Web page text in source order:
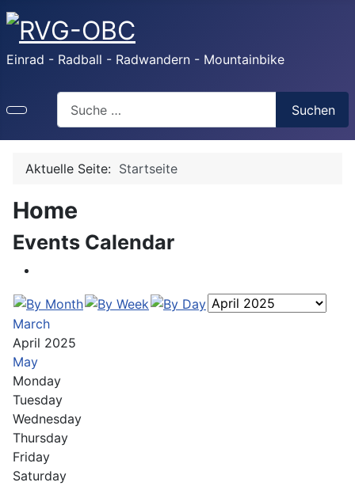
Einrad - Radball - Radwandern - Mountainbike
Suchen
Aktuelle Seite: Startseite
Home
Events Calendar
March
April 2025
May
Monday
Tuesday
Wednesday
Thursday
Friday
Saturday